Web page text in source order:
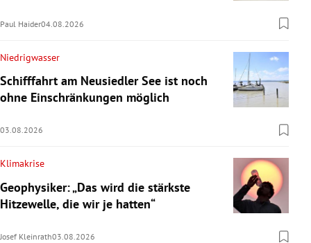
Paul Haider04.08.2026
Niedrigwasser
Schifffahrt am Neusiedler See ist noch
ohne Einschränkungen möglich
03.08.2026
Klimakrise
Geophysiker: „Das wird die stärkste
Hitzewelle, die wir je hatten“
Josef Kleinrath03.08.2026